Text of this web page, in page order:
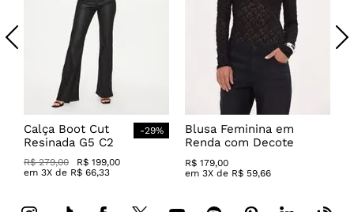
Calça Boot Cut
Resinada G5 C2
-29%
R$ 279,00 R$ 199,00
em 3X de R$ 66,33
Blusa Feminina em
Renda com Decote
Canoa
R$ 179,00
em 3X de R$ 59,66